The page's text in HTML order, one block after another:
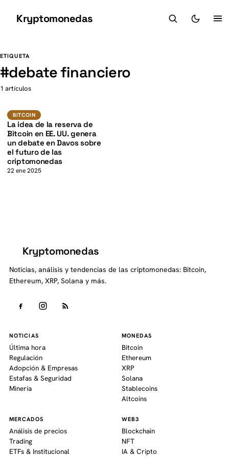
Kryptomonedas
ETIQUETA
#debate financiero
1 artículos
BITCOIN BTC
K
BITCOIN
La idea de la reserva de
Bitcoin en EE. UU. genera
un debate en Davos sobre
el futuro de las
criptomonedas
22 ene 2025
Kryptomonedas
Noticias, análisis y tendencias de las criptomonedas: Bitcoin,
Ethereum, XRP, Solana y más.
NOTICIAS
Última hora
Regulación
Adopción & Empresas
Estafas & Seguridad
Minería
MONEDAS
Bitcoin
Ethereum
XRP
Solana
Stablecoins
Altcoins
MERCADOS
Análisis de precios
Trading
ETFs & Institucional
WEB3
Blockchain
NFT
IA & Cripto